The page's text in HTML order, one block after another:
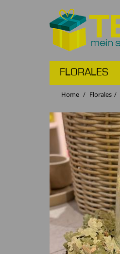
FLORALES
Home Florales